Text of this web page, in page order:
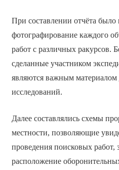
При составлении отчёта было
фотографирование каждого
работ с различных ракурсов.
сделанные участником
являются важным
исследований.
Далее составлялись схемы
местности, позволяющие
проведения поисковых работ,
расположение